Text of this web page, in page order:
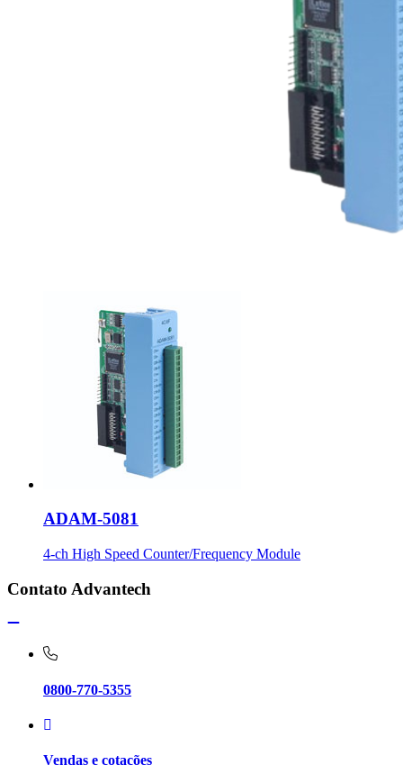
ADAM-5081
4-ch High Speed Counter/Frequency Module
Contato Advantech
0800-770-5355
Vendas e cotações